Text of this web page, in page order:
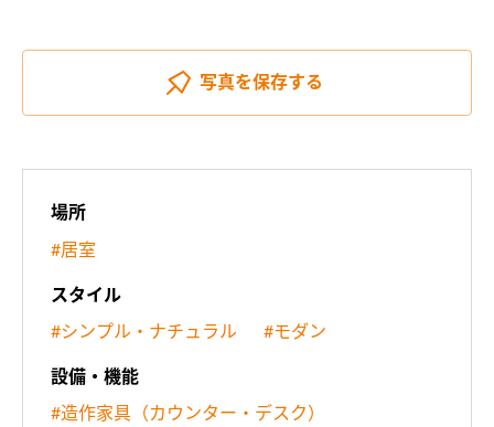
写真を保存する
場所
#居室
スタイル
#シンプル・ナチュラル #モダン
設備・機能
#造作家具（カウンター・デスク）